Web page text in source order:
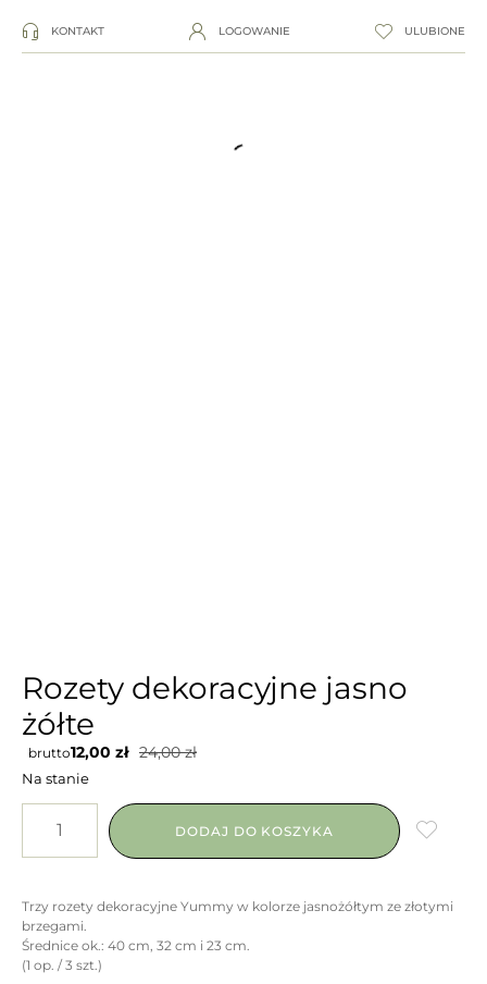
KONTAKT LOGOWANIE ULUBIONE
Rozety dekoracyjne jasno
żółte
24,00zł
12,00 zł
brutto
Na stanie
DODAJ DO KOSZYKA
Trzy rozety dekoracyjne Yummy w kolorze jasnożółtym ze złotymi
brzegami.
Średnice ok.: 40 cm, 32 cm i 23 cm.
(1 op. / 3 szt.)